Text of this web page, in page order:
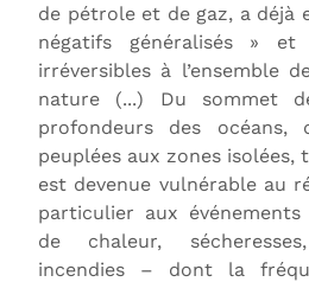
de pétrole et de gaz, a déjà
négatifs généralisés » et
irréversibles à l’ensemble
nature (...) Du sommet
profondeurs des
peuplées aux zones isolées,
est devenue vulnérable au
particulier aux
de chaleur,
incendies – dont la